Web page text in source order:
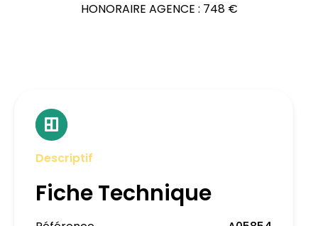
HONORAIRE AGENCE : 748 €
Descriptif
Fiche Technique